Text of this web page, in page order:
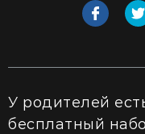
У родителей
бесплатный